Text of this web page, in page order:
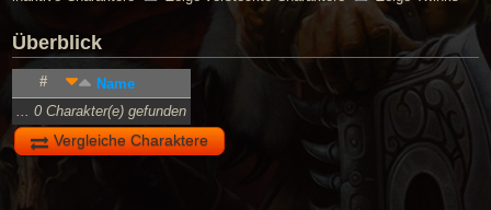
Überblick
#
Name
... 0 Charakter(e) gefunden
Vergleiche Charaktere